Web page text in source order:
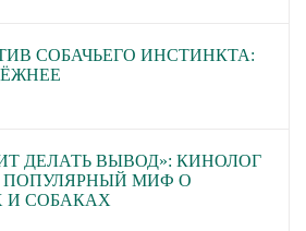
СОБАЧЬЕГО ИНСТИНКТА:
ДЕЛАТЬ ВЫВОД»: КИНОЛОГ
ПОПУЛЯРНЫЙ МИФ О
СОБАКАХ